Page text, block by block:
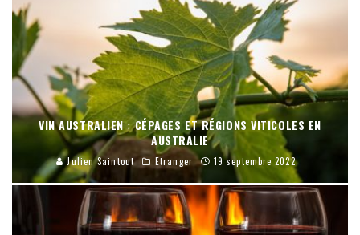
VIN AUSTRALIEN : CÉPAGES ET RÉGIONS VITICOLES EN
AUSTRALIE
Julien Saintout Etranger 19 septembre 2022